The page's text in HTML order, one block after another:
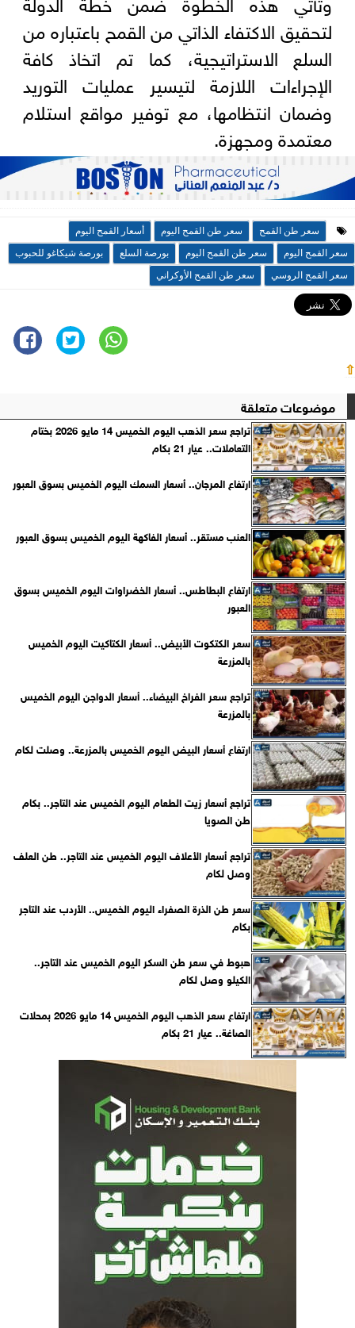
لتحقيق الاكتفاء الذاتي من القمح باعتباره من
السلع الاستراتيجية، كما تم اتخاذ كافة
الإجراءات اللازمة لتيسير عمليات التوريد
وضمان انتظامها، مع توفير مواقع استلام
معتمدة ومجهزة.
سعر طن القمح سعر طن القمح اليوم
أسعار القمح اليوم
سعر القمح اليوم
سعر طن القمح اليوم بورصة السلع
بورصة شيكاغو للحبوب
سعر القمح الروسي
سعر طن القمح الأوكراني
⇧
موضوعات متعلقة
تراجع سعر الذهب اليوم الخميس 14 مايو 2026 بختام
التعاملات.. عيار 21 بكام
ارتفاع المرجان.. أسعار السمك اليوم الخميس بسوق العبور
العنب مستقر.. أسعار الفاكهة اليوم الخميس بسوق العبور
ارتفاع البطاطس.. أسعار الخضراوات اليوم الخميس بسوق
العبور
سعر الكتكوت الأبيض.. أسعار الكتاكيت اليوم الخميس
بالمزرعة
تراجع سعر الفراخ البيضاء.. أسعار الدواجن اليوم الخميس
بالمزرعة
ارتفاع أسعار البيض اليوم الخميس بالمزرعة.. وصلت لكام
تراجع أسعار زيت الطعام اليوم الخميس عند التاجر.. بكام
طن الصويا
تراجع أسعار الأعلاف اليوم الخميس عند التاجر.. طن العلف
وصل لكام
سعر طن الذرة الصفراء اليوم الخميس.. الأردب عند التاجر
بكام
هبوط في سعر طن السكر اليوم الخميس عند التاجر..
الكيلو وصل لكام
ارتفاع سعر الذهب اليوم الخميس 14 مايو 2026 بمحلات
الصاغة.. عيار 21 بكام